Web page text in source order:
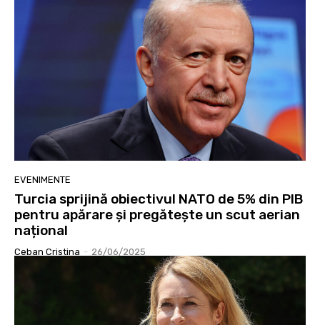
EVENIMENTE
Turcia sprijină obiectivul NATO de 5% din PIB
pentru apărare și pregătește un scut aerian
național
Ceban Cristina - 26/06/2025